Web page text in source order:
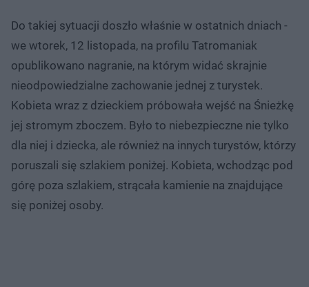
Do takiej sytuacji doszło właśnie w ostatnich dniach -
we wtorek, 12 listopada, na profilu Tatromaniak
opublikowano nagranie, na którym widać skrajnie
nieodpowiedzialne zachowanie jednej z turystek.
Kobieta wraz z dzieckiem próbowała wejść na Śnieżkę
jej stromym zboczem. Było to niebezpieczne nie tylko
dla niej i dziecka, ale również na innych turystów, którzy
poruszali się szlakiem poniżej. Kobieta, wchodząc pod
górę poza szlakiem, strącała kamienie na znajdujące
się poniżej osoby.